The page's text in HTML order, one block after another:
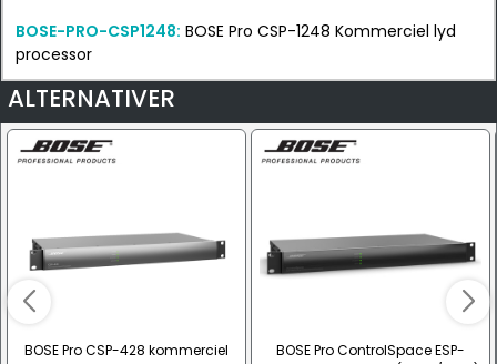
BOSE-PRO-CSP1248: BOSE Pro CSP-1248 Kommerciel lyd
processor
ALTERNATIVER
BOSE Pro CSP-428 kommerciel
BOSE Pro ControlSpace ESP-